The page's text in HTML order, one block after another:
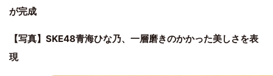
が完成
【写真】SKE48青海ひな乃、一層磨きのかかった美しさを表
現